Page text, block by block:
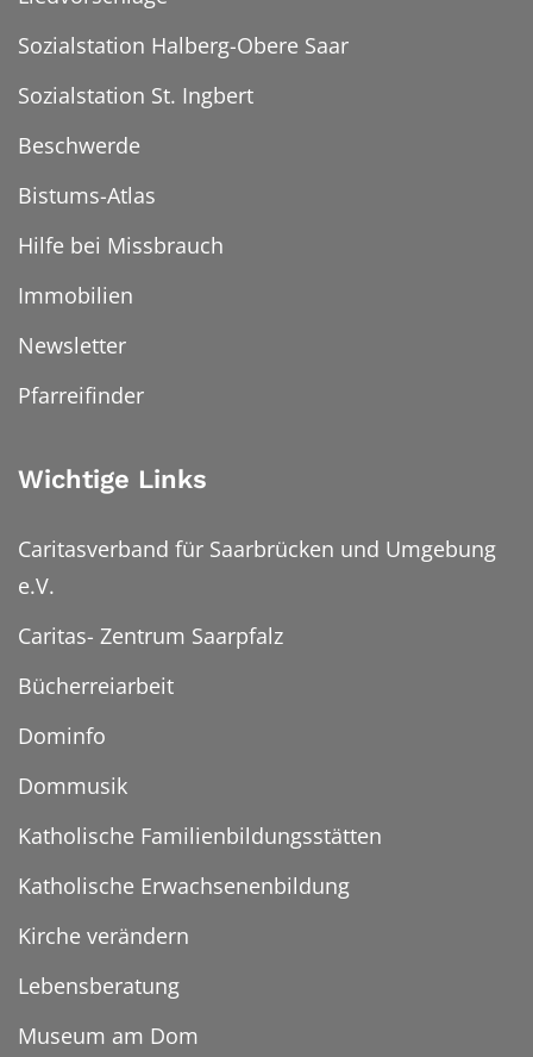
Sozialstation Halberg-Obere Saar
Sozialstation St. Ingbert
Beschwerde
Bistums-Atlas
Hilfe bei Missbrauch
Immobilien
Newsletter
Pfarreifinder
Wichtige Links
Caritasverband für Saarbrücken und Umgebung
e.V.
Caritas- Zentrum Saarpfalz
Bücherreiarbeit
Dominfo
Dommusik
Katholische Familienbildungsstätten
Katholische Erwachsenenbildung
Kirche verändern
Lebensberatung
Museum am Dom